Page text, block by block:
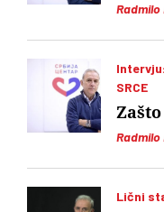
Radmilo
SRCE
Radmilo
Lični